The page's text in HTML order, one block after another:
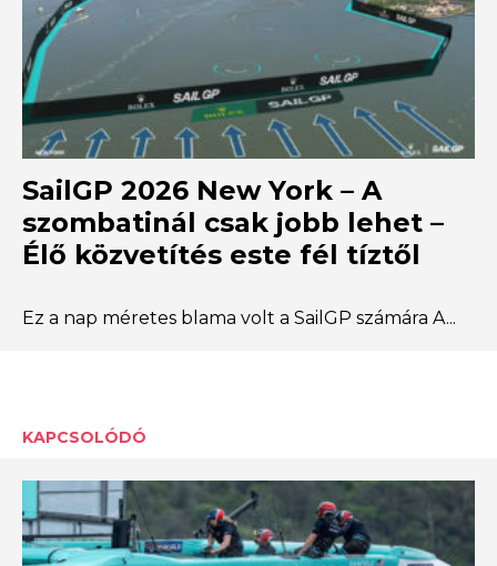
SailGP 2026 New York – A
szombatinál csak jobb lehet –
Élő közvetítés este fél tíztől
Ez a nap méretes blama volt a SailGP számára A...
KAPCSOLÓDÓ